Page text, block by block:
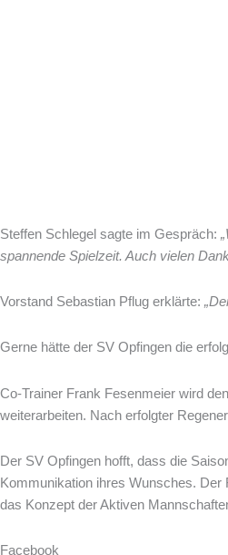
Steffen Schlegel sagte im Gespräch:
spannende Spielzeit. Auch vielen
Vorstand Sebastian Pflug erklärte:
Gerne hätte der SV Opfingen die
Co-Trainer Frank Fesenmeier wird
weiterarbeiten. Nach erfolgter
Der SV Opfingen hofft, dass die
Kommunikation ihres Wunsches. Der
das Konzept der Aktiven
Facebook